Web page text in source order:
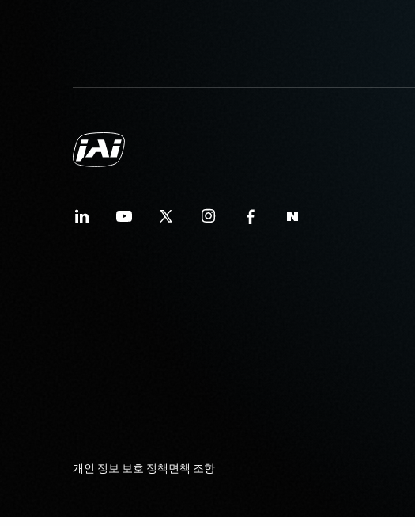
개인 정보 보호 정책면책 조항